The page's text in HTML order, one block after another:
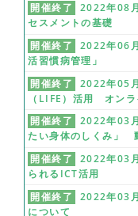
開催終了
2022年08
セスメントの基礎
開催終了
2022年06
活習慣病管理」
開催終了
2022年05
（LIFE）活用 オンラ
開催終了
2022年03
たい身体のしくみ」
開催終了
2022年03
られるICT活用
開催終了
2022年03
について